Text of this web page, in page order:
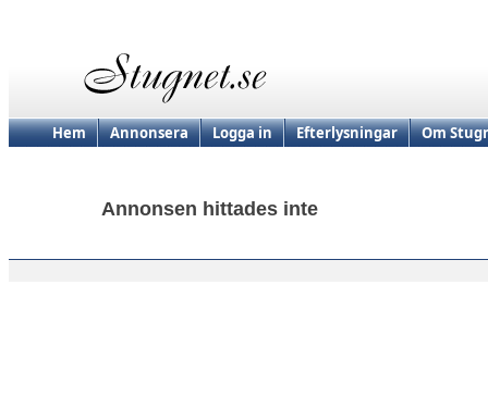
Hem Annonsera Logga in Efterlysningar Om
Annonsen hittades inte